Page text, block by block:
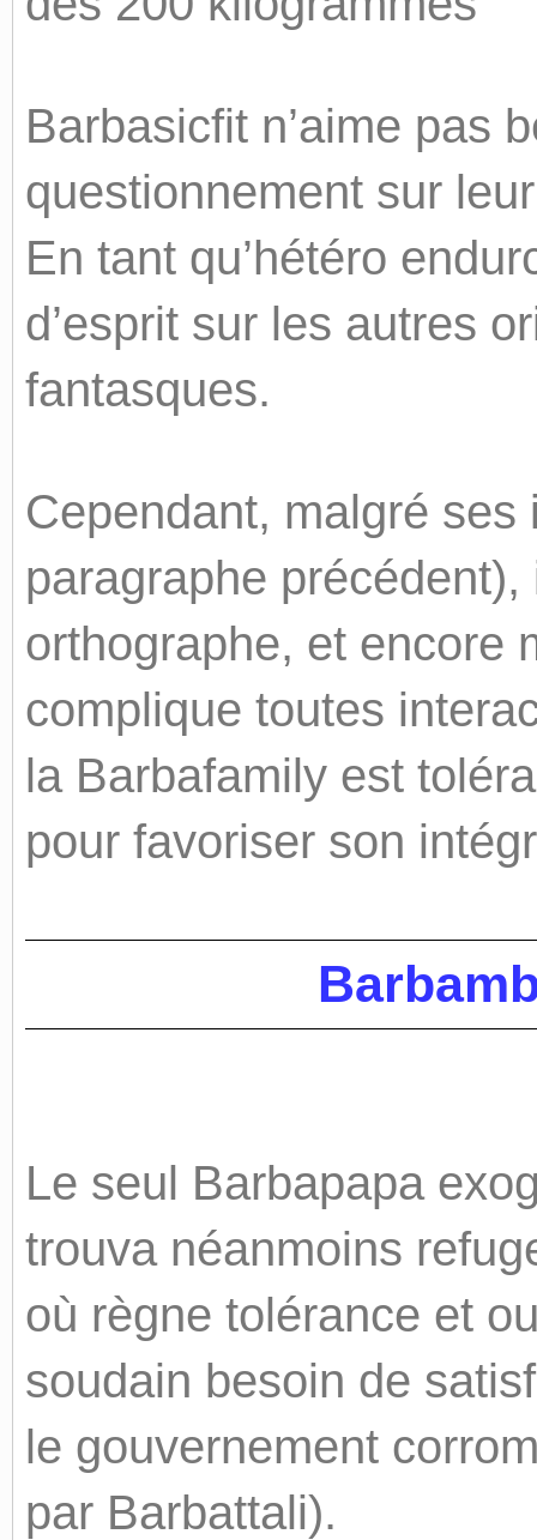
Barbasicfit n’aime pas
questionnement sur
En tant qu’hétéro
d’esprit sur les autres
fantasques.
Cependant, malgré
paragraphe précédent),
orthographe, et encore
complique toutes
la Barbafamily est
pour favoriser son
Le seul Barbapapa
trouva néanmoins
où règne tolérance et
soudain besoin de
le gouvernement
par Barbattali).